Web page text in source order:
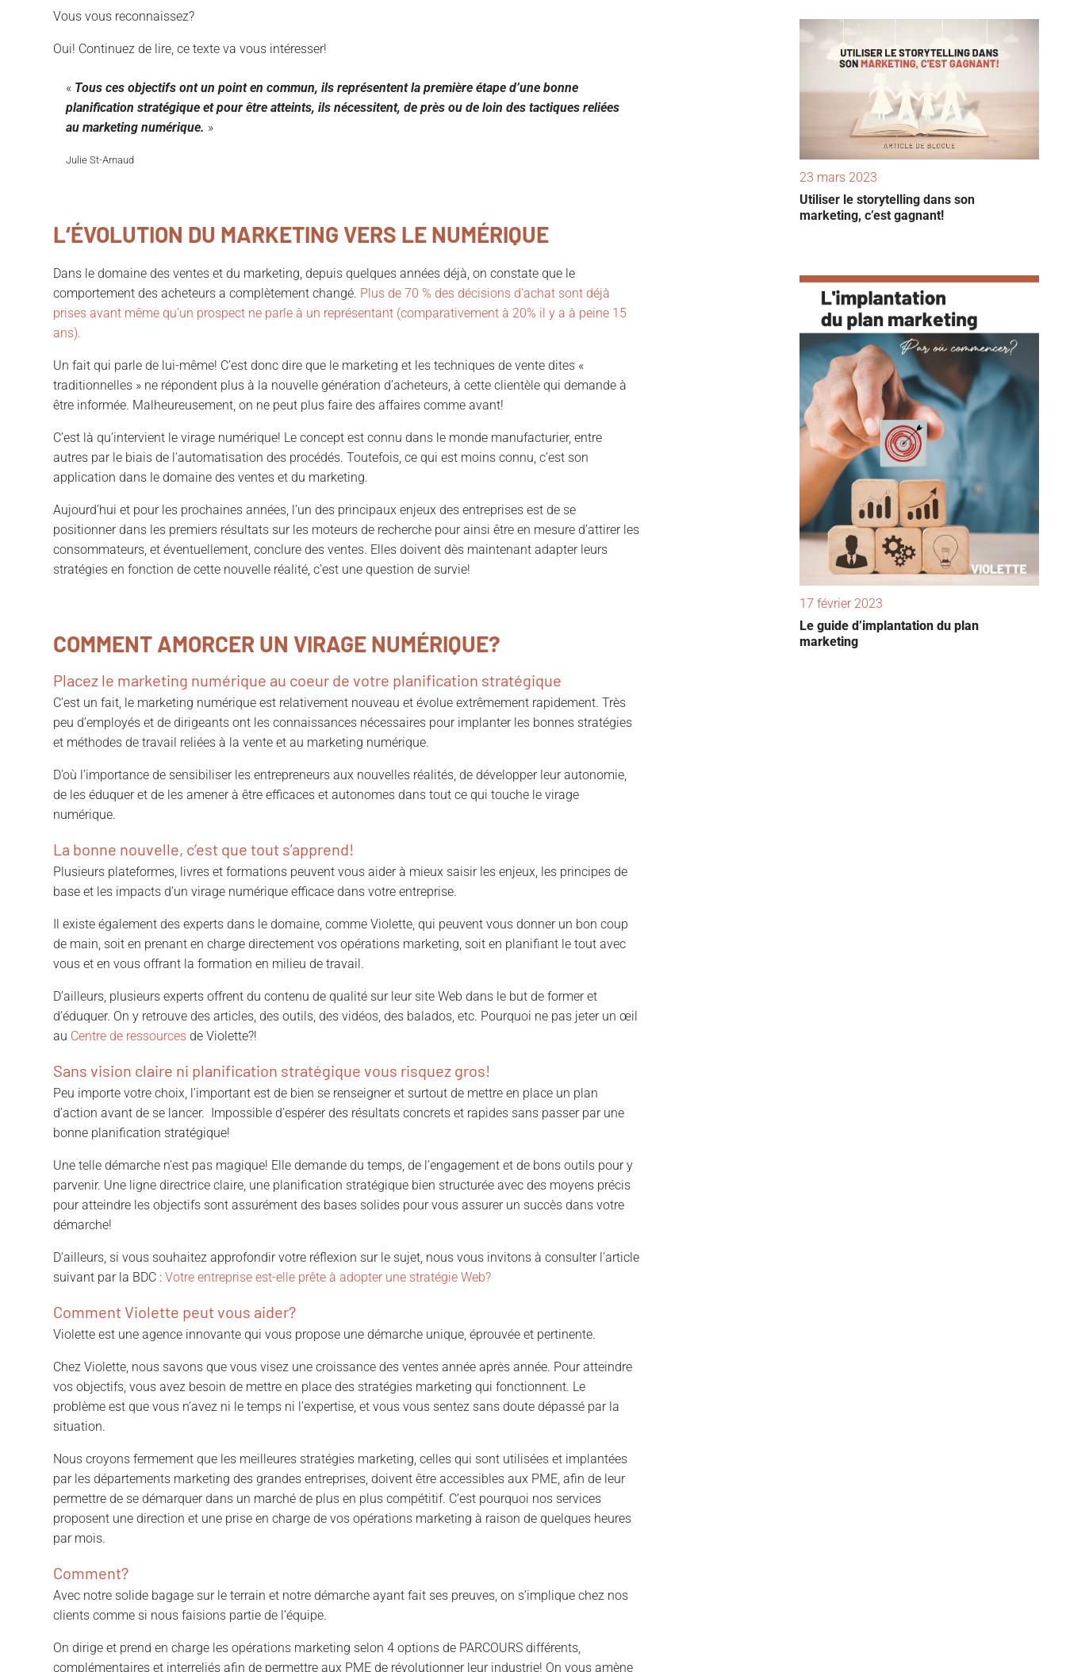
Vous vous reconnaissez?
Oui! Continuez de lire, ce texte va vous intéresser!
« Tous ces objectifs ont un point en commun, ils représentent la première étape d’une bonne
planification stratégique et pour être atteints, ils nécessitent, de près ou de loin des tactiques reliées
au marketing numérique. »
Julie St-Arnaud
L‘ÉVOLUTION DU MARKETING VERS LE NUMÉRIQUE
Dans le domaine des ventes et du marketing, depuis quelques années déjà, on constate que le
comportement des acheteurs a complètement changé. Plus de 70 % des décisions d’achat sont déjà
prises avant même qu’un prospect ne parle à un représentant (comparativement à 20% il y a à peine 15
ans).
Un fait qui parle de lui-même! C’est donc dire que le marketing et les techniques de vente dites «
traditionnelles » ne répondent plus à la nouvelle génération d’acheteurs, à cette clientèle qui demande à
être informée. Malheureusement, on ne peut plus faire des affaires comme avant!
C’est là qu’intervient le virage numérique! Le concept est connu dans le monde manufacturier, entre
autres par le biais de l’automatisation des procédés. Toutefois, ce qui est moins connu, c’est son
application dans le domaine des ventes et du marketing.
Aujourd’hui et pour les prochaines années, l’un des principaux enjeux des entreprises est de se
positionner dans les premiers résultats sur les moteurs de recherche pour ainsi être en mesure d’attirer les
consommateurs, et éventuellement, conclure des ventes. Elles doivent dès maintenant adapter leurs
stratégies en fonction de cette nouvelle réalité, c’est une question de survie!
COMMENT AMORCER UN VIRAGE NUMÉRIQUE?
Placez le marketing numérique au coeur de votre planification stratégique
C’est un fait, le marketing numérique est relativement nouveau et évolue extrêmement rapidement. Très
peu d’employés et de dirigeants ont les connaissances nécessaires pour implanter les bonnes stratégies
et méthodes de travail reliées à la vente et au marketing numérique.
D’où l’importance de sensibiliser les entrepreneurs aux nouvelles réalités, de développer leur autonomie,
de les éduquer et de les amener à être efficaces et autonomes dans tout ce qui touche le virage
numérique.
La bonne nouvelle, c’est que tout s’apprend!
Plusieurs plateformes, livres et formations peuvent vous aider à mieux saisir les enjeux, les principes de
base et les impacts d’un virage numérique efficace dans votre entreprise.
Il existe également des experts dans le domaine, comme Violette, qui peuvent vous donner un bon coup
de main, soit en prenant en charge directement vos opérations marketing, soit en planifiant le tout avec
vous et en vous offrant la formation en milieu de travail.
D’ailleurs, plusieurs experts offrent du contenu de qualité sur leur site Web dans le but de former et
d’éduquer. On y retrouve des articles, des outils, des vidéos, des balados, etc. Pourquoi ne pas jeter un œil
au Centre de ressources de Violette?!
Sans vision claire ni planification stratégique vous risquez gros!
Peu importe votre choix, l’important est de bien se renseigner et surtout de mettre en place un plan
d’action avant de se lancer. Impossible d’espérer des résultats concrets et rapides sans passer par une
bonne planification stratégique!
Une telle démarche n’est pas magique! Elle demande du temps, de l’engagement et de bons outils pour y
parvenir. Une ligne directrice claire, une planification stratégique bien structurée avec des moyens précis
pour atteindre les objectifs sont assurément des bases solides pour vous assurer un succès dans votre
démarche!
D’ailleurs, si vous souhaitez approfondir votre réflexion sur le sujet, nous vous invitons à consulter l’article
suivant par la BDC :Votre entreprise est-elle prête à adopter une stratégie Web?
Comment Violette peut vous aider?
Violette est une agence innovante qui vous propose une démarche unique, éprouvée et pertinente.
Chez Violette, nous savons que vous visez une croissance des ventes année après année. Pour atteindre
vos objectifs, vous avez besoin de mettre en place des stratégies marketing qui fonctionnent. Le
problème est que vous n’avez ni le temps ni l’expertise, et vous vous sentez sans doute dépassé par la
situation.
Nous croyons fermement que les meilleures stratégies marketing, celles qui sont utilisées et implantées
par les départements marketing des grandes entreprises, doivent être accessibles aux PME, afin de leur
permettre de se démarquer dans un marché de plus en plus compétitif. C’est pourquoi nos services
proposent une direction et une prise en charge de vos opérations marketing à raison de quelques heures
par mois.
Comment?
Avec notre solide bagage sur le terrain et notre démarche ayant fait ses preuves, on s’implique chez nos
clients comme si nous faisions partie de l’équipe.
On dirige et prend en charge les opérations marketing selon 4 options de PARCOURS différents,
complémentaires et interreliés afin de permettre aux PME de révolutionner leur industrie! On vous amène
23 mars 2023
Utiliser le storytelling dans son
marketing, c’est gagnant!
17 février 2023
Le guide d’implantation du plan
marketing